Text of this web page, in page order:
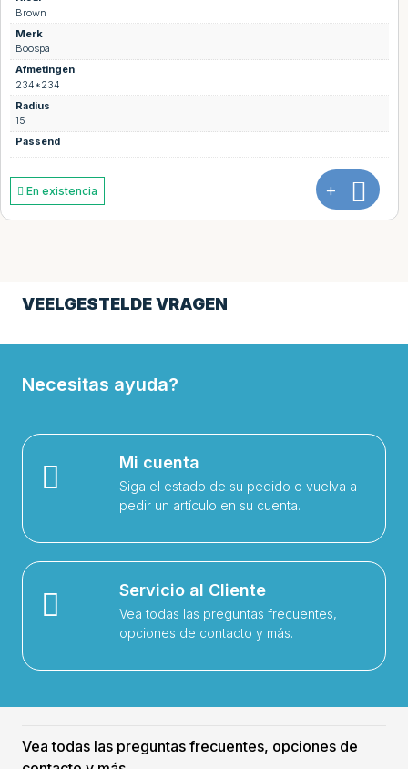
VEELGESTELDE VRAGEN
Necesitas ayuda?
Mi cuenta
Siga el estado de su pedido o vuelva a
pedir un artículo en su cuenta.
Servicio al Cliente
Vea todas las preguntas frecuentes,
opciones de contacto y más.
Vea todas las preguntas frecuentes, opciones de